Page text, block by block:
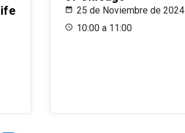
25 de Noviembre de 2024
10:00 a 11:00